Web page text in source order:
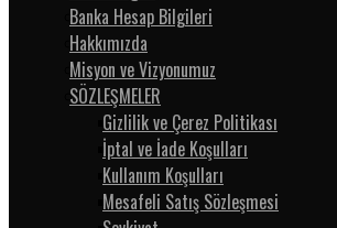
Banka Hesap Bilgileri
Hakkımızda
Misyon ve Vizyonumuz
SÖZLEŞMELER
Gizlilik ve Çerez Politikası
İptal ve İade Koşulları
Kullanım Koşulları
Mesafeli Satış Sözleşmesi